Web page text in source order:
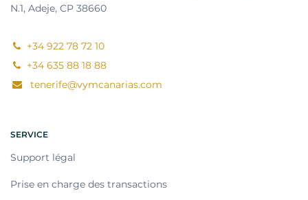
N.1, Adeje, CP 38660
+34 922 78 72 10
+34 635 88 18 88
tenerife@vymcanarias.com
SERVICE
Support légal
Prise en charge des transactions